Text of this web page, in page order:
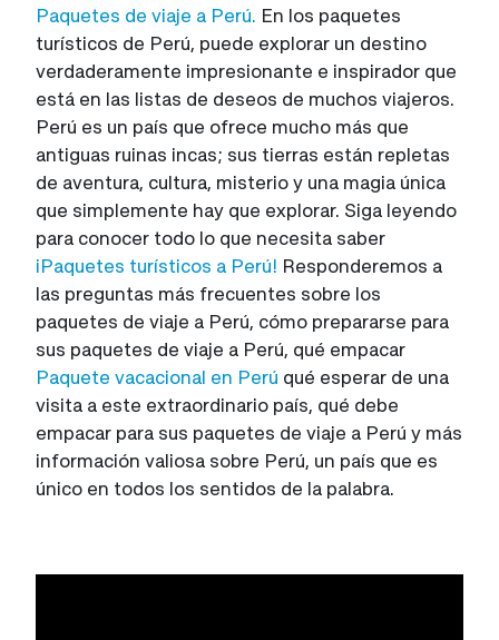
Paquetes de viaje a Perú. En los paquetes
turísticos de Perú, puede explorar un destino
verdaderamente impresionante e inspirador que
está en las listas de deseos de muchos viajeros.
Perú es un país que ofrece mucho más que
antiguas ruinas incas; sus tierras están repletas
de aventura, cultura, misterio y una magia única
que simplemente hay que explorar. Siga leyendo
para conocer todo lo que necesita saber
¡Paquetes turísticos a Perú! Responderemos a
las preguntas más frecuentes sobre los
paquetes de viaje a Perú, cómo prepararse para
sus paquetes de viaje a Perú, qué empacar
Paquete vacacional en Perú qué esperar de una
visita a este extraordinario país, qué debe
empacar para sus paquetes de viaje a Perú y más
información valiosa sobre Perú, un país que es
único en todos los sentidos de la palabra.